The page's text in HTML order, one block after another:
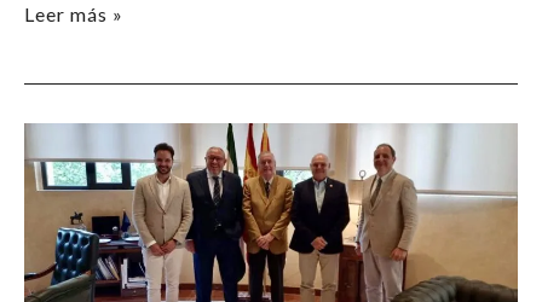
VETERINARIA
Nueva
Era
Salud
Leer más »